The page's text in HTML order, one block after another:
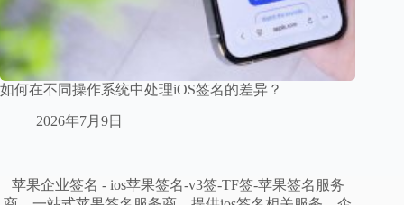
如何在不同操作系统中处理iOS签名的差异？
2026年7月9日
苹果企业签名 - ios苹果签名-v3签-TF签-苹果签名服务